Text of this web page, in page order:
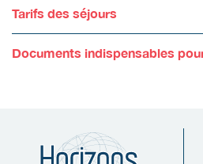
Tarifs des séjours
Documents indispensables